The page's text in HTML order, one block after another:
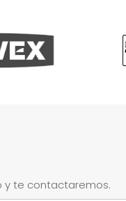
y te contactaremos.